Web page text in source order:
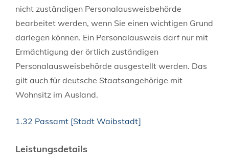
nicht zuständigen Personalausweisbehörde
bearbeitet werden, wenn Sie einen wichtigen Grund
darlegen können. Ein Personalausweis darf nur mit
Ermächtigung der örtlich zuständigen
Personalausweisbehörde ausgestellt werden. Das
gilt auch für deutsche Staatsangehörige mit
Wohnsitz im Ausland.
1.32 Passamt [Stadt Waibstadt]
Leistungsdetails